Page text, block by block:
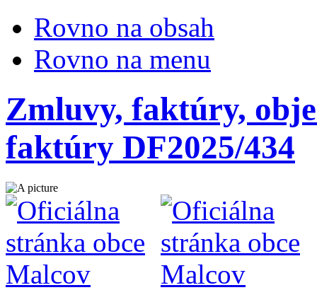
Rovno na obsah
Rovno na menu
Zmluvy, faktúry,
faktúry DF2025/434